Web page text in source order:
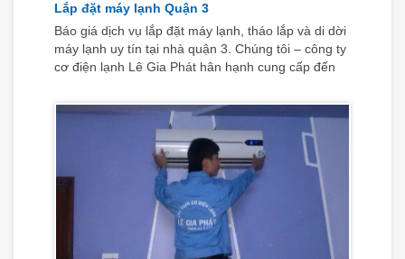
Lắp đặt máy lạnh Quận 3
Báo giá dịch vụ lắp đặt máy lạnh, tháo lắp và di dời
máy lạnh uy tín tại nhà quận 3. Chúng tôi – công ty
cơ điện lạnh Lê Gia Phát hân hạnh cung cấp đến
nghiệp nhất hiện nay, đồng thời dịch vụ lắp đặt máy
lạnh giá rẻ cũng giúp khách hàng tiết kiệm đối đa
chi phí phát sinh khi cần sử dụng dịch vụ.